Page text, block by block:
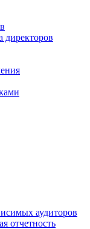
директоров
аудиторов
отчетность